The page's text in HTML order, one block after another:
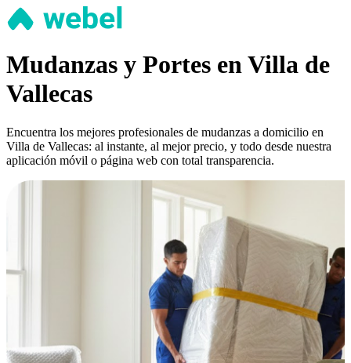
Mudanzas y Portes en Villa de
Vallecas
Encuentra los mejores profesionales de mudanzas a domicilio en
Villa de Vallecas: al instante, al mejor precio, y todo desde nuestra
aplicación móvil o página web con total transparencia.